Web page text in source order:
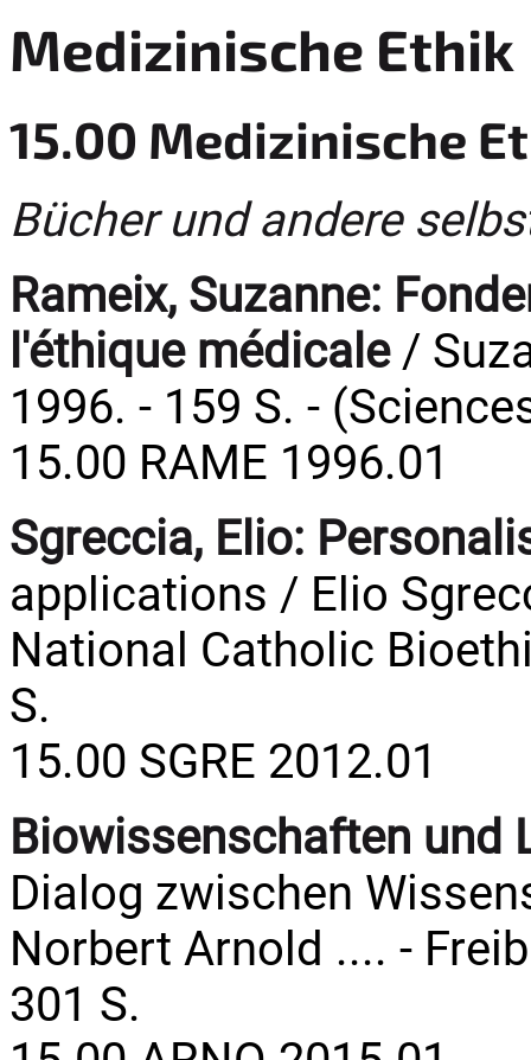
Medizinische Ethik
15.00 Medizinische
Bücher und andere
Rameix, Suzanne:
l'éthique médicale/
1996. - 159 S. -
15.00 RAME 1996.01
Sgreccia, Elio:
applications / Elio
National Catholic
S.
15.00 SGRE 2012.01
Biowissenschaften und
Dialog zwischen
Norbert Arnold .... -
301 S.